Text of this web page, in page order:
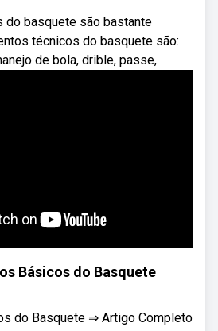
do basquete são bastante
técnicos do basquete são:
de bola, drible, passe,.
Básicos do Basquete
do Basquete ⇒ Artigo Completo